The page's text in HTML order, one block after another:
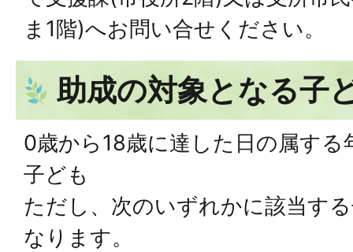
ま1階)へお問い合せください。
助成の対象となる子
0歳から18歳に達した日の属す
子ども
ただし、次のいずれかに該当す
なります。